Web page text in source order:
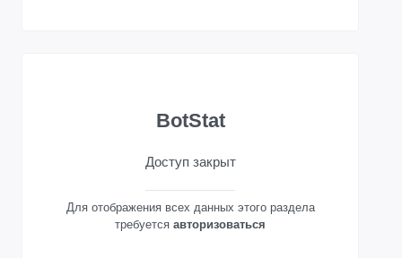
BotStat
Доступ закрыт
Для отображения всех данных этого раздела
требуется авторизоваться